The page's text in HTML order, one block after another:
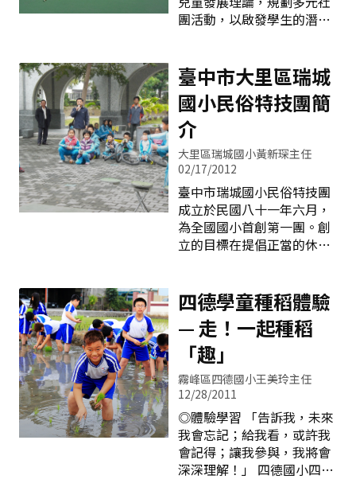
識，大家在此互相專研請
益，並以謙虛從容的態度自
國中是一所「適性發展與全
人培育」的校園。本校創立
於1946年，剛過完65歲的生
日，歷史傳承悠久、學風鼎
盛，期間歷經921大地震摧
毀全部校舍，後經慈濟功德
會援建，於2002年4月28日
舉行新校舍落成典禮，始有
目前美輪美奐兼具客家庄風
格之校園。令人讚賞的是，
「打不倒的東中人與堅毅不
拔的客家人硬頸精神」，在
團活動，以啟發學生的潛
活動性質可劃分為： 一、體
育性質社團：田徑、籃球、
跆拳道、直排輪、桌球、舞
蹈、羽球、扯鈴。 二、藝文
性質社團：直笛、小提琴、
書法、圍棋、陶藝、英語社
團、閩南語社團、合唱團、
童軍等社團。 符應Gardner
的八種多元智慧：語文智慧
(英語社團、閩南語社團)、
音樂智慧(小提琴、口琴、合
陶藝)、肢體-運作智慧(跆拳
道、田徑、籃球、桌球、扯
鈴)、人際智慧(合唱團、舞
蹈、童軍
臺中市大里區瑞城
國小民俗特技團簡
介
大里區瑞城國小黃新琛主任
02/17/2012
臺中市瑞城國小民俗特技團
成立於民國八十一年六月，
為全國國小首創第一團。創
立的目標在提倡正當的休閒
動空間，從學習當中肯定自
己，享受【一技在身，樂趣
無窮】的成功喜悅。 成立至
今，在前何校長、宋校長、
吳校長和今林聰地校長鼎力
支持下，加上洪高農、曾碧
琤、王俊鴻、張英棋老師辛
苦的指導，使演出的節目日
益精湛。在各界的邀約不斷
下，至今應邀表演的場次已
超過百餘場，聲名遠播。如
四德學童種稻體驗
— 走！一起種稻
「趣」
霧峰區四德國小王美玲主任
12/28/2011
◎體驗學習 「告訴我，未來
我會忘記；給我看，或許我
會記得；讓我參與，我將會
深深理解！」 四德國小四周